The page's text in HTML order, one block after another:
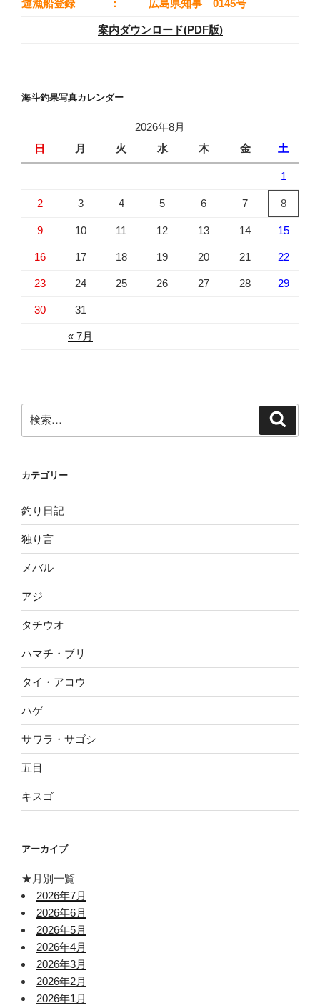
遊漁船登録 ： 広島県知事 0145号
案内ダウンロード(PDF版)
海斗釣果写真カレンダー
2026年8月
日
月 火 水 木 金 土
« 7月
1
2 3 4 5 6 7 8
9 10 11 12 13 14 15
16 17 18 19 20 21 22
23 24 25 26 27 28 29
30 31
検
索:
カテゴリー
釣り日記
独り言
メバル
アジ
タチウオ
ハマチ・ブリ
タイ・アコウ
ハゲ
サワラ・サゴシ
五目
キスゴ
アーカイブ
★月別一覧
2026年7月
2026年6月
2026年5月
2026年4月
2026年3月
2026年2月
2026年1月